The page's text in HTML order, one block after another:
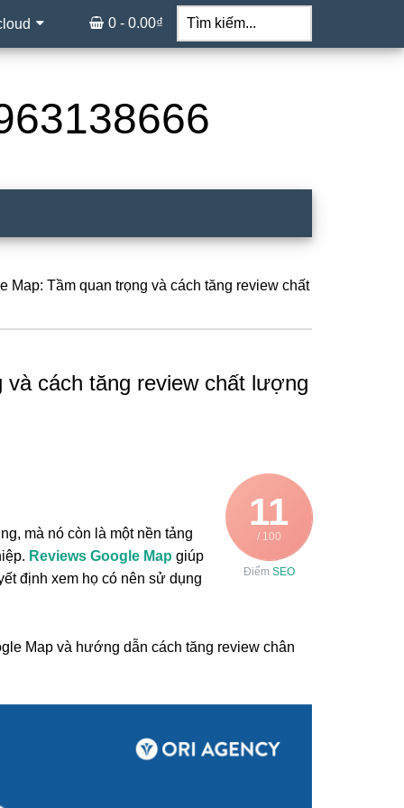
Tìm
kiếm...
0 - 0.00₫
Map: Tầm quan trọng và cách tăng review chất
cách tăng review chất lượng
11
/ 100
Điểm SEO
mà nó còn là một nền tảng
Reviews Google Map giúp
định xem họ có nên sử dụng
Map và hướng dẫn cách tăng review chân